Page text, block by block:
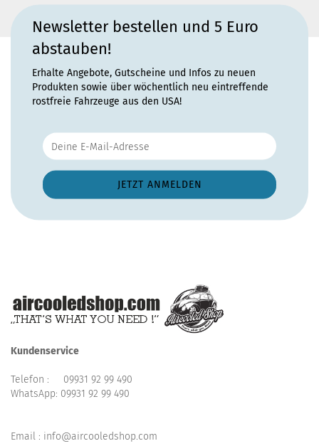
Newsletter bestellen und 5 Euro
abstauben!
Erhalte Angebote, Gutscheine und Infos zu neuen
Produkten sowie über wöchentlich neu eintreffende
rostfreie Fahrzeuge aus den USA!
Kundenservice
Telefon : 09931 92 99 490
WhatsApp: 09931 92 99 490
Email : info@aircooledshop.com